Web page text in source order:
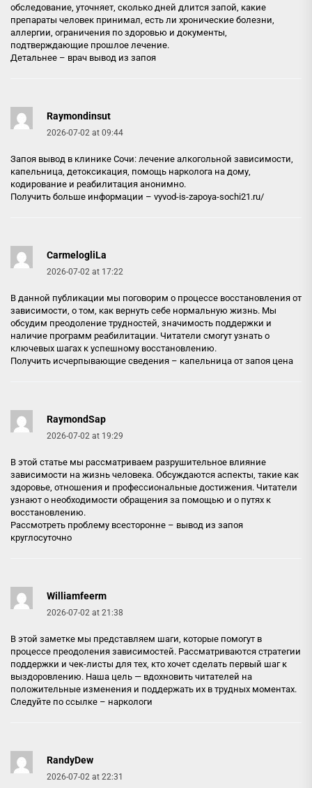
обследование, уточняет, сколько дней длится запой, какие
препараты человек принимал, есть ли хронические болезни,
аллергии, ограничения по здоровью и документы,
подтверждающие прошлое лечение.
Детальнее – врач вывод из запоя
Raymondinsut
2026-07-02 at 09:44
Запоя вывод в клинике Сочи: лечение алкогольной зависимости,
капельница, детоксикация, помощь нарколога на дому,
кодирование и реабилитация анонимно.
Получить больше информации – vyvod-is-zapoya-sochi21.ru/
CarmelogliLa
2026-07-02 at 17:22
В данной публикации мы поговорим о процессе восстановления от
зависимости, о том, как вернуть себе нормальную жизнь. Мы
обсудим преодоление трудностей, значимость поддержки и
наличие программ реабилитации. Читатели смогут узнать о
ключевых шагах к успешному восстановлению.
Получить исчерпывающие сведения – капельница от запоя цена
RaymondSap
2026-07-02 at 19:29
В этой статье мы рассматриваем разрушительное влияние
зависимости на жизнь человека. Обсуждаются аспекты, такие как
здоровье, отношения и профессиональные достижения. Читатели
узнают о необходимости обращения за помощью и о путях к
восстановлению.
Рассмотреть проблему всесторонне – вывод из запоя
круглосуточно
Williamfeerm
2026-07-02 at 21:38
В этой заметке мы представляем шаги, которые помогут в
процессе преодоления зависимостей. Рассматриваются стратегии
поддержки и чек-листы для тех, кто хочет сделать первый шаг к
выздоровлению. Наша цель — вдохновить читателей на
положительные изменения и поддержать их в трудных моментах.
Следуйте по ссылке – наркологи
RandyDew
2026-07-02 at 22:31